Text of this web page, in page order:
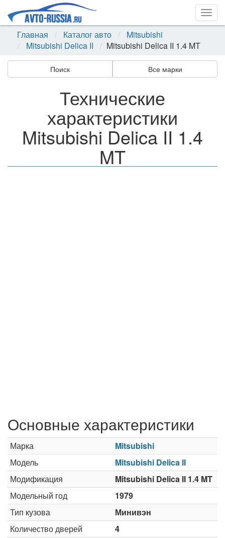
Главная
Каталог авто
Mitsubishi
Mitsubishi Delica II
Mitsubishi Delica II 1.4 MT
Поиск Все марки
Технические
характеристики
Mitsubishi Delica II 1.4
MT
Основные характеристики
Марка
Mitsubishi
Модель
Mitsubishi Delica II
Модификация
Mitsubishi Delica II 1.4 MT
Модельный год
1979
Тип кузова
Минивэн
Количество дверей
4